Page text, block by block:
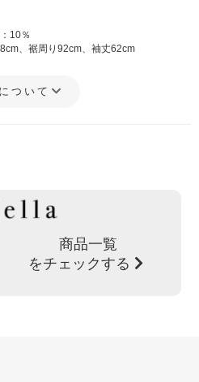
10％
、裾周り92cm、袖丈62cm
ついて
商品一覧
をチェックする